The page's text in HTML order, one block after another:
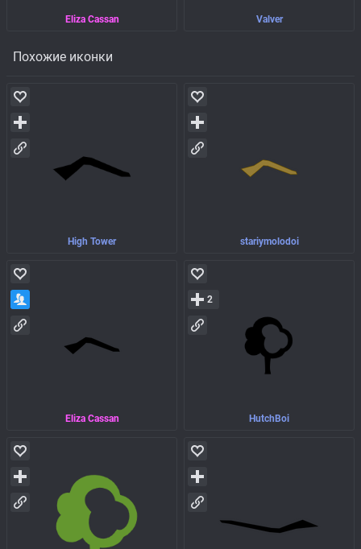
Eliza Cassan Valver
Похожие иконки
High Tower stariymolodoi
Eliza Cassan HutchBoi
2